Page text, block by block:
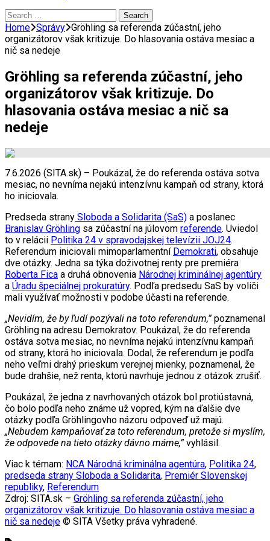
Search
for:
Home Správy Gröhling sa referenda zúčastní, jeho
organizátorov však kritizuje. Do hlasovania ostáva mesiac a
nič sa nedeje
Gröhling sa referenda zúčastní, jeho
organizátorov však kritizuje. Do
hlasovania ostáva mesiac a nič sa
nedeje
7.6.2026 (SITA.sk) – Poukázal, že do referenda ostáva sotva
mesiac, no nevníma nejakú intenzívnu kampaň od strany, ktorá
ho iniciovala.
Predseda strany Sloboda a Solidarita (SaS) a poslanec
Branislav Gröhling sa zúčastní na júlovom referende. Uviedol
to v relácii Politika 24 v spravodajskej televízii JOJ24.
Referendum iniciovali mimoparlamentní Demokrati, obsahuje
dve otázky. Jedna sa týka doživotnej renty pre premiéra
Roberta Fica a druhá obnovenia Národnej kriminálnej agentúry
a Úradu špeciálnej prokuratúry. Podľa predsedu SaS by voliči
mali využívať možnosti v podobe účasti na referende.
„Nevidím, že by ľudí pozývali na toto referendum,”poznamenal
Gröhling na adresu Demokratov. Poukázal, že do referenda
ostáva sotva mesiac, no nevníma nejakú intenzívnu kampaň
od strany, ktorá ho iniciovala. Dodal, že referendum je podľa
neho veľmi drahý prieskum verejnej mienky, poznamenal, že
bude drahšie, než renta, ktorú navrhuje jednou z otázok zrušiť.
Poukázal, že jedna z navrhovaných otázok bol protiústavná,
čo bolo podľa neho známe už vopred, kým na ďalšie dve
otázky podľa Gröhlingovho názoru odpoveď už majú.
„Nebudem kampaňovať za toto referendum, pretože si myslím,
že odpovede na tieto otázky dávno máme,”vyhlásil.
Viac k témam: NCA Národná kriminálna agentúra, Politika 24,
predseda strany Sloboda a Solidarita, Premiér Slovenskej
republiky, Referendum
Zdroj: SITA.sk – Gröhling sa referenda zúčastní, jeho
organizátorov však kritizuje. Do hlasovania ostáva mesiac a
nič sa nedeje © SITA Všetky práva vyhradené.